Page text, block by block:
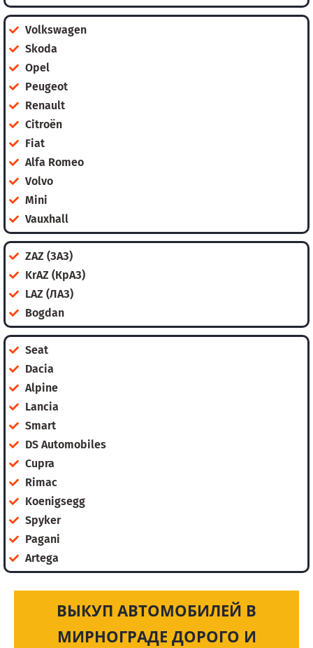
Volkswagen
Skoda
Opel
Peugeot
Renault
Citroën
Fiat
Alfa Romeo
Volvo
Mini
Vauxhall
ZAZ (ЗАЗ)
KrAZ (КрАЗ)
LAZ (ЛАЗ)
Bogdan
Seat
Dacia
Alpine
Lancia
Smart
DS Automobiles
Cupra
Rimac
Koenigsegg
Spyker
Pagani
Artega
ВЫКУП АВТОМОБИЛЕЙ В
МИРНОГРАДЕ ДОРОГО И